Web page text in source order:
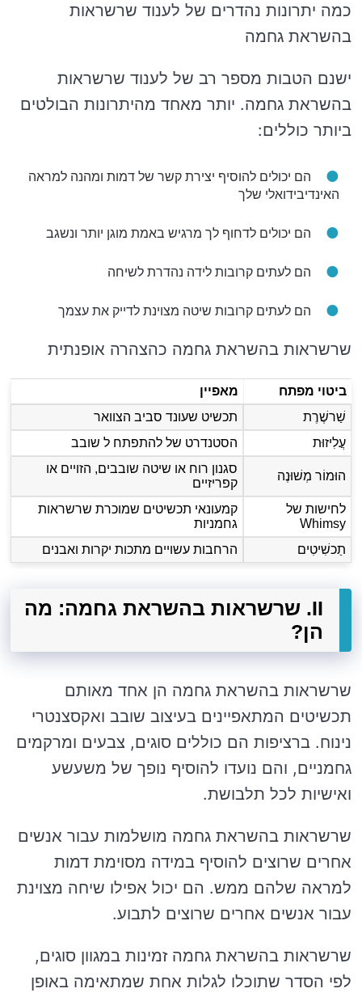
כמה יתרונות נהדרים של לענוד שרשראות
בהשראת גחמה
ישנם הטבות מספר רב של לענוד שרשראות
בהשראת גחמה. יותר מאחד מהיתרונות הבולטים
ביותר כוללים:
הם יכולים להוסיף יצירת קשר של דמות ומהנה למראה
האינדיבידואלי שלך
הם יכולים לדחוף לך מרגיש באמת מוגן יותר ונשגב
הם לעתים קרובות לידה נהדרת לשיחה
הם לעתים קרובות שיטה מצוינת לדייק את עצמך
שרשראות בהשראת גחמה כהצהרה אופנתית
ביטוי מפתח
מאפיין
שַׁרשֶׁרֶת
תכשיט שעונד סביב הצוואר
עֲלִיזוּת
הסטנדרט של להתפתח ל שובב
הוּמוֹר מְשׁוּנֶה
סגנון רוח או שיטה שובבים, הזויים או
קפריזיים
לחישות של
Whimsy
קמעונאי תכשיטים שמוכרת שרשראות
גחמניות
תַכשִׁיטִים
הרחבות עשויים מתכות יקרות ואבנים
II. שרשראות בהשראת גחמה: מה
הן?
שרשראות בהשראת גחמה הן אחד מאותם
תכשיטים המתאפיינים בעיצוב שובב ואקסצנטרי
נינוח. ברציפות הם כוללים סוגים, צבעים ומרקמים
גחמניים, והם נועדו להוסיף נופך של משעשע
ואישיות לכל תלבושת.
שרשראות בהשראת גחמה מושלמות עבור אנשים
אחרים שרוצים להוסיף במידה מסוימת דמות
למראה שלהם ממש. הם יכול אפילו שיחה מצוינת
עבור אנשים אחרים שרוצים לתבוע.
שרשראות בהשראת גחמה זמינות במגוון סוגים,
לפי הסדר שתוכלו לגלות אחת שמתאימה באופן